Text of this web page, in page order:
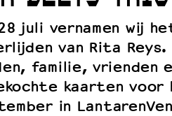
Primair Onderwijs
juli vernamen wij
van Rita Reys.
familie, vrienden
kaarten
in